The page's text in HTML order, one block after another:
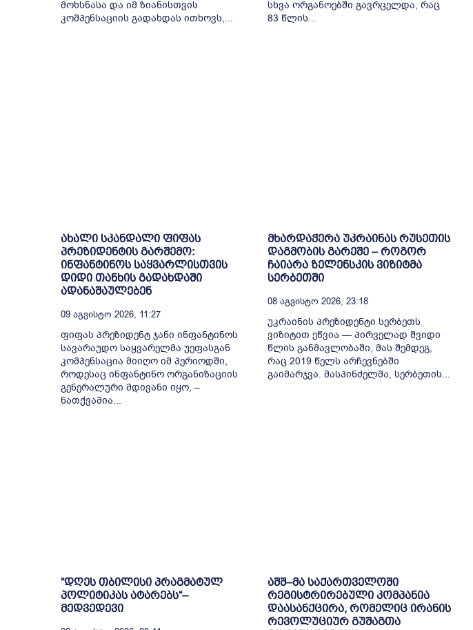
მოხსნასა და იმ ზიანისთვის
კომპენსაციის გადახდას ითხოვს,...
სხვა ორგანოებში გავრცელდა, რაც
83 წლის...
ახალი სკანდალი ფიფას
პრეზიდენტის გარშემო:
ინფანტინოს საყვარლისთვის
დიდი თანხის გადახდაში
ადანაშაულებენ
09 Აგვისტო 2026, 11:27
ფიფას პრეზიდენტ ჯანი ინფანტინოს
სავარაუდო საყვარელმა უეფასგან
კომპენსაცია მიიღო იმ პერიოდში,
როდესაც ინფანტინო ორგანიზაციის
გენერალური მდივანი იყო, –
ნათქვამია...
მხარდაჭერა უკრაინას რუსეთის
დაგმობის გარეშე – როგორ
ჩაიარა ზელენსკის ვიზიტმა
სერბეთში
08 Აგვისტო 2026, 23:18
უკრაინის პრეზიდენტი სერბეთს
ვიზიტით ეწვია — პირველად შვიდი
წლის განმავლობაში, მას შემდეგ,
რაც 2019 წელს არჩევნებში
გაიმარჯვა. მასპინძელმა, სერბეთის...
“დღეს თბილისი პრაგმატულ
პოლიტიკას ატარებს“–
მედვედევი
აშშ–მა საქართველოში
რეგისტრირებული კომპანია
დაასანქცირა, რომელიც ირანის
რევოლუციურ გუშაგთა